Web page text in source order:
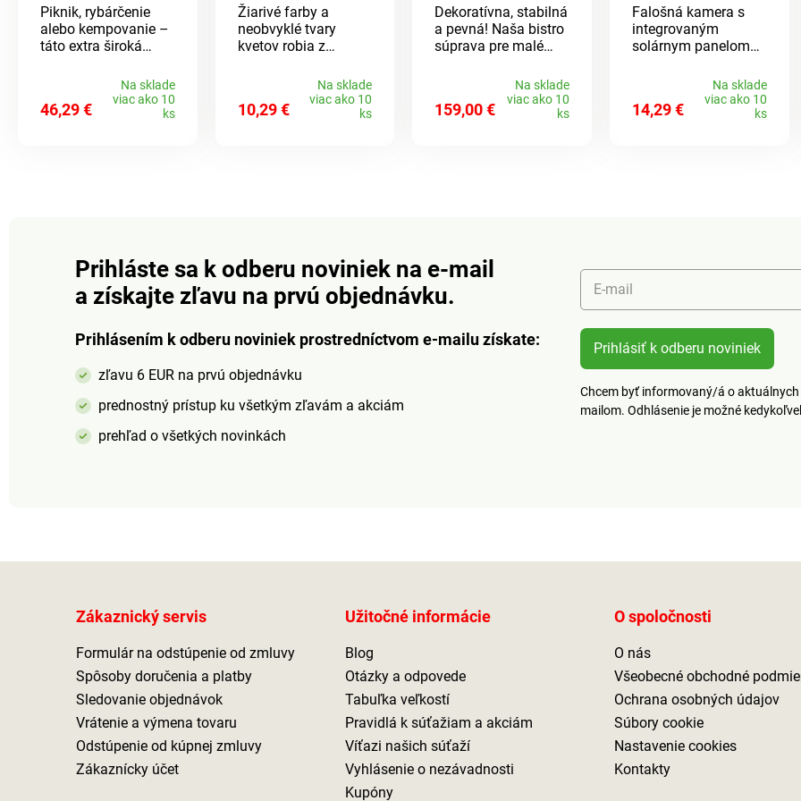
stolíkom a
vreckami
Piknik, rybárčenie
alebo kempovanie –
táto extra široká
robustným oceľovým
rámom ponúka
pohodlné sedenie.
46,29 €
Na sklade
viac ako 10
ks
Žiarivé farby a
neobvyklé tvary
kvetov robia z
pastvu pre oči - tiež
pre včely a motýle.
Ideálna do záhrad.
10,29 €
Na sklade
viac ako 10
ks
Dekoratívna, stabilná
a pevná! Naša bistro
súprava pre malé
balkóny: polkruhový
stôl so sklenenou
doskou a 2 bistro
159,00 €
Na sklade
viac ako 10
ks
svetlom
Falošná kamera s
integrovaným
solárnym panelom
zabezpečenie domu
a záhrady. Aj keď sa
jedná iba o atrapu,
Napájanie
integrovaným
cm.
14,29 €
Na sklade
viac ako 10
ks
Prihláste sa k odberu noviniek na e-mail
a získajte zľavu na prvú objednávku.
Prihlásením k odberu noviniek prostredníctvom e-mailu získate:
zľavu 6 EUR na prvú objednávku
prednostný prístup ku všetkým zľavám a akciám
prehľad o všetkých novinkách
E-mail
Prihlásiť k odberu noviniek
Chcem byť informovaný/á o
mailom. Odhlásenie je možné
Zákaznický servis
Formulár na odstúpenie od zmluvy
Spôsoby doručenia a platby
Sledovanie objednávok
Vrátenie a výmena tovaru
Odstúpenie od kúpnej zmluvy
Zákaznícky účet
Užitočné informácie
Blog
Otázky a odpovede
Tabuľka veľkostí
Pravidlá k súťažiam a akciám
Víťazi našich súťaží
Vyhlásenie o nezávadnosti
Kupóny
O spoločnosti
O nás
Všeobecné obchodné
Ochrana osobných údajov
Súbory cookie
Nastavenie cookies
Kontakty